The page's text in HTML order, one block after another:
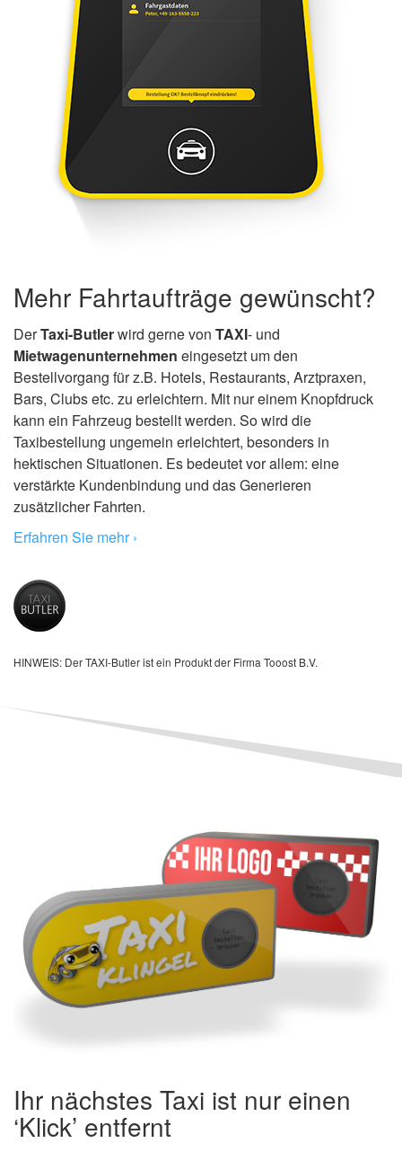
Mehr Fahrtaufträge gewünscht?
DerTaxi-Butlerwird gerne von TAXI- und
Mietwagenunternehmen eingesetzt um den
Bestellvorgang für z.B. Hotels, Restaurants, Arztpraxen,
Bars, Clubs etc. zu erleichtern. Mit nur einem Knopfdruck
kann ein Fahrzeug bestellt werden. So wird die
Taxibestellung ungemein erleichtert, besonders in
hektischen Situationen. Es bedeutet vor allem: eine
verstärkte Kundenbindung und das Generieren
zusätzlicher Fahrten.
Erfahren Sie mehr ›
HINWEIS: Der TAXI-Butler ist ein Produkt der Firma Tooost B.V.
Ihr nächstes Taxi ist nur einen
‘Klick’ entfernt